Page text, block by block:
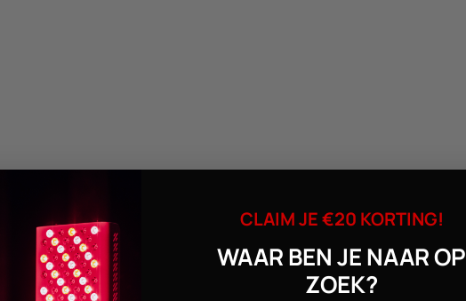
CLAIM JE €20 KORTING!
WAAR BEN JE NAAR OP
ZOEK?